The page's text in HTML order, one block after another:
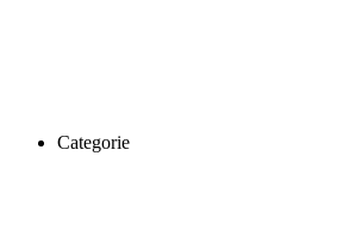
Categorie